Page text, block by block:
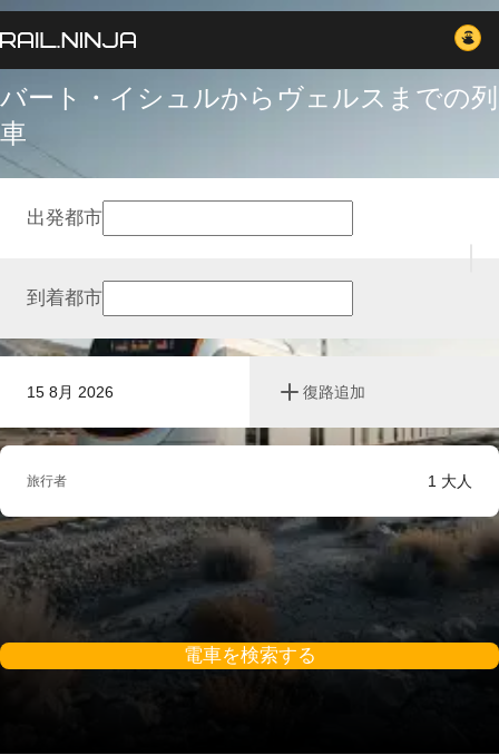
バート・イシュルからヴェルスまでの列
車
15 8月 2026 復路追加
出発都市
到着都市
旅行者 1 大人
電車を検索する